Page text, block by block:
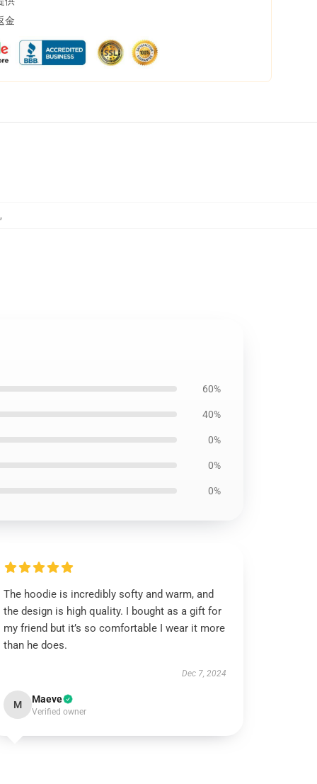
金
,
60%
40%
0%
0%
0%
The hoodie is incredibly softy and warm, and
the design is high quality. I bought as a gift for
my friend but it’s so comfortable I wear it more
than he does.
Dec 7, 2024
M Maeve
Verified owner